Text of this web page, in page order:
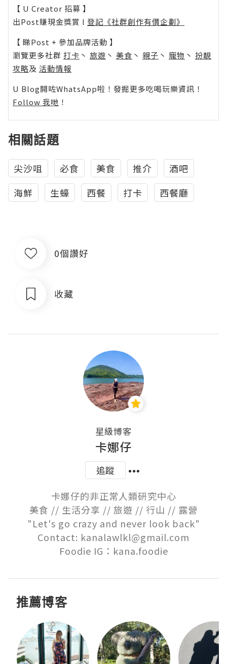
【 U Creator 招募 】
出Post賺現金獎賞 l 登記《社群創作有價企劃》
【 睇Post + 參加品牌活動 】
瀏覽更多社群 打卡 丶 旅遊 丶 美食 丶 親子 丶 寵物 丶 扮靚
攻略及 活動情報
U Blog開咗WhatsApp啦！發掘更多吃喝玩樂資訊！
Follow 我哋 ！
相關話題
尖沙咀 必食 美食 推介
酒吧
海鮮
生蠔 西餐 打卡 西餐廳
0個讚好
收藏
星級博客
卡娜仔
追蹤
卡娜仔的非正常人類研究中心
美食 // 生活分享 // 旅遊 // 行山 // 露營
"Let's go crazy and never look back"
Contact: kanalawlkl@gmail.com
Foodie IG：kana.foodie
推薦博客